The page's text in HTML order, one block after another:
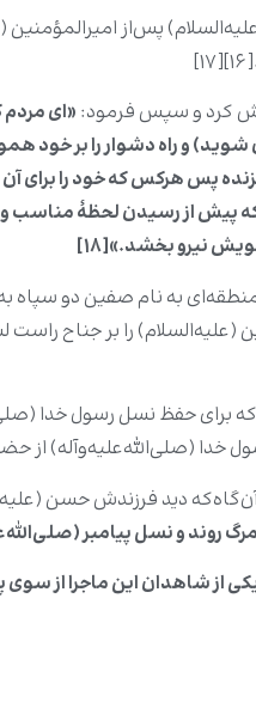
پس‌از امیرالمؤمنین
[۱۶]
[۱۷]
کرد و سپس فرمود: «ای
و راه دشوار را بر خود
پس هرکس که خود را برای
پیش از رسیدن لحظۀ مناسب
نیرو بخشد.»[۱۸]
به نام صفین دو سپاه
را بر جناح راست
حفظ نسل رسول خدا
(صلی‌الله‌علیه‌و‌آله‌) از
دید فرزندش حسن
روند و نسل پیامبر
از شاهدان این ماجرا از